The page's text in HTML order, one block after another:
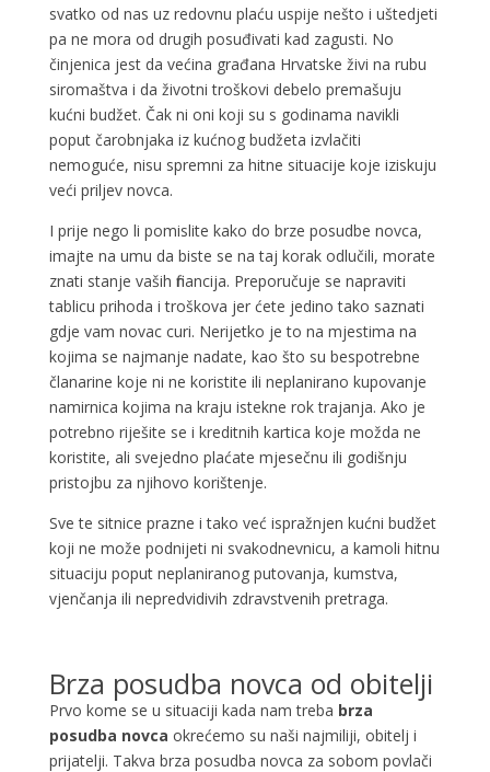
svatko od nas uz redovnu plaću uspije nešto i uštedjeti
pa ne mora od drugih posuđivati kad zagusti. No
činjenica jest da većina građana Hrvatske živi na rubu
siromaštva i da životni troškovi debelo premašuju
kućni budžet. Čak ni oni koji su s godinama navikli
poput čarobnjaka iz kućnog budžeta izvlačiti
nemoguće, nisu spremni za hitne situacije koje iziskuju
veći priljev novca.
I prije nego li pomislite kako do brze posudbe novca,
imajte na umu da biste se na taj korak odlučili, morate
znati stanje vaših financija. Preporučuje se napraviti
tablicu prihoda i troškova jer ćete jedino tako saznati
gdje vam novac curi. Nerijetko je to na mjestima na
kojima se najmanje nadate, kao što su bespotrebne
članarine koje ni ne koristite ili neplanirano kupovanje
namirnica kojima na kraju istekne rok trajanja. Ako je
potrebno riješite se i kreditnih kartica koje možda ne
koristite, ali svejedno plaćate mjesečnu ili godišnju
pristojbu za njihovo korištenje.
Sve te sitnice prazne i tako već ispražnjen kućni budžet
koji ne može podnijeti ni svakodnevnicu, a kamoli hitnu
situaciju poput neplaniranog putovanja, kumstva,
vjenčanja ili nepredvidivih zdravstvenih pretraga.
Brza posudba novca od obitelji
Prvo kome se u situaciji kada nam treba brza
posudba novca okrećemo su naši najmiliji, obitelj i
prijatelji. Takva brza posudba novca za sobom povlači